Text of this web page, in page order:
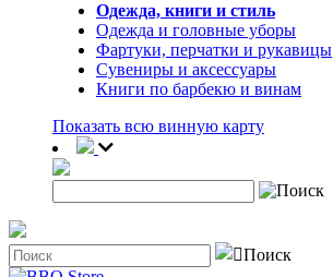
Одежда, книги и стиль
Одежда и головные уборы
Фартуки, перчатки и рукавицы
Сувениры и аксессуары
Книги по барбекю и винам
Показать всю винную карту